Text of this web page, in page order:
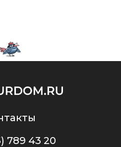
789 43 20